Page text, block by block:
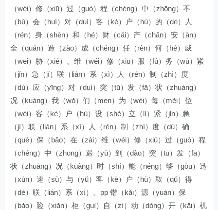
（wéi）修（xiū）过（guò）程（chéng）中（zhōng）不
（bù）会（huì）对（duì）客（kè）户（hù）的（de）人
（rén）身（shēn）和（hé）财（cái）产（chǎn）安（ān）
全（quán）造（zào）成（chéng）任（rèn）何（hé）威
（wēi）胁（xié）。维（wéi）修（xiū）服（fú）务（wù）紧
（jǐn）急（jí）联（lián）系（xì）人（rén）制（zhì）度
（dù）应（yīng）对（duì）突（tū）发（fā）状（zhuàng）
况（kuàng）我（wǒ）们（men）为（wèi）每（měi）位
（wèi）客（kè）户（hù）设（shè）立（lì）紧（jǐn）急
（jí）联（lián）系（xì）人（rén）制（zhì）度（dù）确
（què）保（bǎo）在（zài）维（wéi）修（xiū）过（guò）程
（chéng）中（zhōng）遇（yù）到（dào）突（tū）发（fā）
状（zhuàng）况（kuàng）时（shí）能（néng）够（gòu）迅
（xùn）速（sù）与（yǔ）客（kè）户（hù）取（qǔ）得
（dé）联（lián）系（xì）。pp 锴（kǎi）源（yuán）保
（bǎo）险（xiǎn）柜（guì）自（zì）动（dòng）开（kāi）机